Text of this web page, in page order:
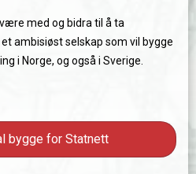
med og bidra til å ta
ambisiøst selskap som vil bygge
i Norge, og også i Sverige.
Consto skal bygge for Statnett
bygge for Statnett